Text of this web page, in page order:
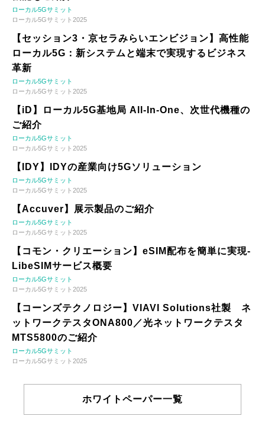
ローカル5Gサミット
ローカル5Gサミット2025
【セッション3・京セラみらいエンビジョン】高性能
ローカル5G：新システムと端末で実現するビジネス
革新
ローカル5Gサミット
ローカル5Gサミット2025
【iD】ローカル5G基地局 All-In-One、次世代機種の
ご紹介
ローカル5Gサミット
ローカル5Gサミット2025
【IDY】IDYの産業向け5Gソリューション
ローカル5Gサミット
ローカル5Gサミット2025
【Accuver】展示製品のご紹介
ローカル5Gサミット
ローカル5Gサミット2025
【コモン・クリエーション】eSIM配布を簡単に実現-
LibeSIMサービス概要
ローカル5Gサミット
ローカル5Gサミット2025
【コーンズテクノロジー】VIAVI Solutions社製 ネ
ットワークテスタONA800／光ネットワークテスタ
MTS5800のご紹介
ローカル5Gサミット
ローカル5Gサミット2025
ホワイトペーパー一覧